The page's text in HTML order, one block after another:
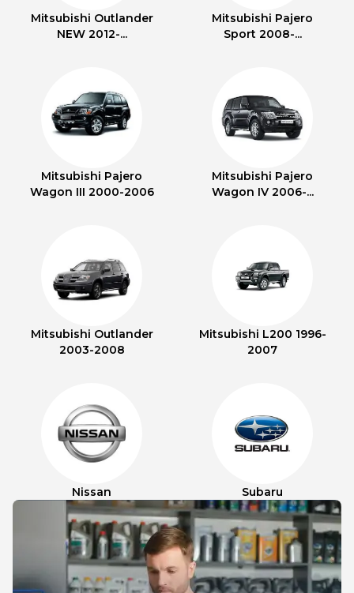
Mitsubishi Outlander
NEW 2012-...
Mitsubishi Pajero
Sport 2008-...
Mitsubishi Pajero
Wagon III 2000-2006
Mitsubishi Pajero
Wagon IV 2006-...
Mitsubishi Outlander
2003-2008
Mitsubishi L200 1996-
2007
Nissan Subaru